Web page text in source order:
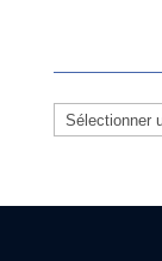
Archives